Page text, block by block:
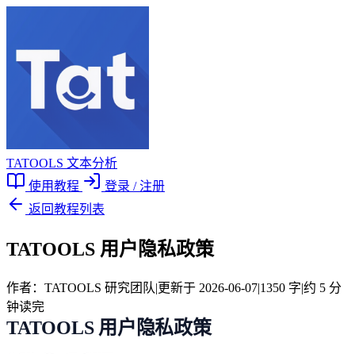
TATOOLS 文本分析
使用教程
登录 / 注册
返回教程列表
TATOOLS 用户隐私政策
作者：TATOOLS 研究团队|更新于 2026-06-07|1350 字|约 5 分
钟读完
TATOOLS 用户隐私政策